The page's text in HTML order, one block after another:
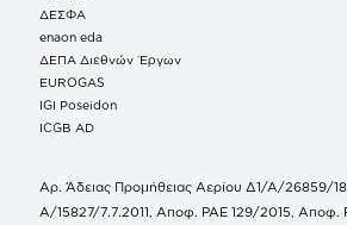
ΔΕΣΦΑ
enaon eda
ΔΕΠΑ Διεθνών Έργων
EUROGAS
IGI Poseidon
ICGB AD
Αρ. Άδειας Προμήθειας Αερίου Δ1/Α/26859/
Α/15827/7.7.2011, Αποφ. ΡΑΕ 129/2015, Αποφ.